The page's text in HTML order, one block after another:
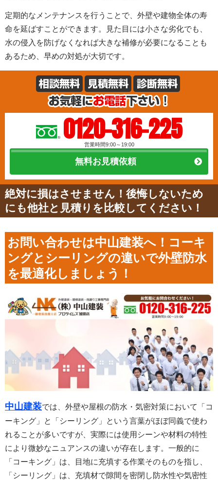
定期的なメンテナンスを行うことで、外壁や建物全体の寿
命を延ばすことができます。見た目には小さな劣化でも、
水の侵入を防げなくなれば大きな補修が必要になることも
あるため、早めの対処が大切です。
0120-316-225
営業時間9:00～19:00
無料お見積依頼
絶対に損はさせません！後悔しないため
にも他社と見積りを比較してください！
お問い合わせは中山建装へ！コーキ
ングとシーリングの違いで外壁防水
を最適化しましょう！
中山建装では、外壁や屋根の防水・気密対策において「コ
ーキング」と「シーリング」という言葉がほぼ同義で使わ
れることが多いですが、実際には使用シーンや材料の特性
により微妙なニュアンスの違いが存在します。一般的に
「コーキング」は、目地に充填する作業そのものを指し、
「シーリング」は、充填材で隙間を密閉し防水性や気密性